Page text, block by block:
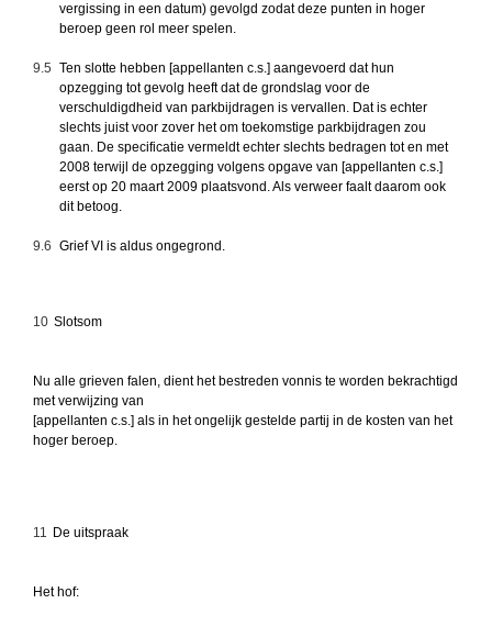
vergissing in een datum) gevolgd zodat deze punten in hoger
beroep geen rol meer spelen.
9.5 Ten slotte hebben [appellanten c.s.] aangevoerd dat hun
opzegging tot gevolg heeft dat de grondslag voor de
verschuldigdheid van parkbijdragen is vervallen. Dat is echter
slechts juist voor zover het om toekomstige parkbijdragen zou
gaan. De specificatie vermeldt echter slechts bedragen tot en met
2008 terwijl de opzegging volgens opgave van [appellanten c.s.]
eerst op 20 maart 2009 plaatsvond. Als verweer faalt daarom ook
dit betoog.
9.6 Grief VI is aldus ongegrond.
10 Slotsom
Nu alle grieven falen, dient het bestreden vonnis te worden bekrachtigd
met verwijzing van
[appellanten c.s.] als in het ongelijk gestelde partij in de kosten van het
hoger beroep.
11 De uitspraak
Het hof: